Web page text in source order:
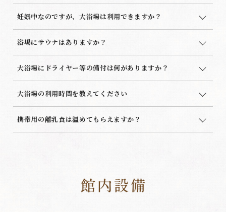
妊娠中なのですが、大浴場は利用できますか？
浴場にサウナはありますか？
大浴場にドライヤー等の備付は何がありますか？
大浴場の利用時間を教えてください
携帯用の離乳食は温めてもらえますか？